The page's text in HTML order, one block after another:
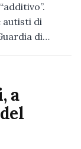
autisti di
di…
a